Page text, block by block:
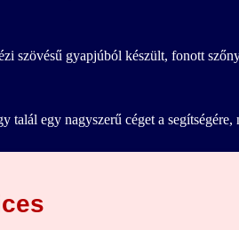
gyapjúból készült, fonott
egy nagyszerű céget a